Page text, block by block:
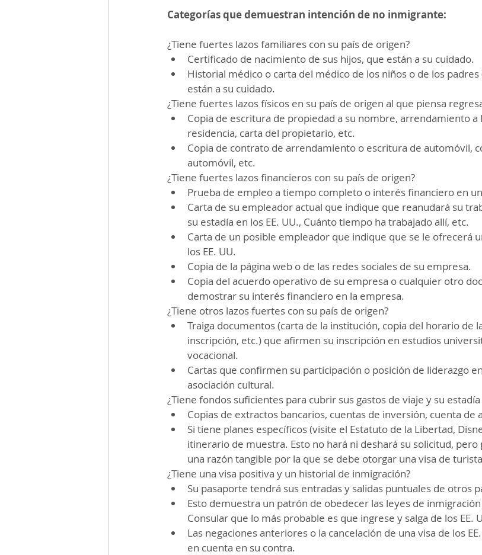
Categorías que demuestran intención de no inmigrante:
¿Tiene fuertes lazos familiares con su país de origen?
Certificado de nacimiento de sus hijos, que están a su cuidado.
Historial médico o carta del médico de los niños o de los
están a su cuidado.
¿Tiene fuertes lazos físicos en su país de origen al que piensa
Copia de escritura de propiedad a su nombre, arrendamiento a
residencia, carta del propietario, etc.
Copia de contrato de arrendamiento o escritura de automóvil,
automóvil, etc.
¿Tiene fuertes lazos financieros con su país de origen?
Prueba de empleo a tiempo completo o interés financiero en
Carta de su empleador actual que indique que reanudará su
su estadía en los EE. UU., Cuánto tiempo ha trabajado allí, etc.
Carta de un posible empleador que indique que se le ofrecerá
los EE. UU.
Copia de la página web o de las redes sociales de su empresa.
Copia del acuerdo operativo de su empresa o cualquier otro
demostrar su interés financiero en la empresa.
¿Tiene otros lazos fuertes con su país de origen?
Traiga documentos (carta de la institución, copia del horario de
inscripción, etc.) que afirmen su inscripción en estudios
vocacional.
Cartas que confirmen su participación o posición de liderazgo
asociación cultural.
¿Tiene fondos suficientes para cubrir sus gastos de viaje y su
Copias de extractos bancarios, cuentas de inversión, cuenta de
Si tiene planes específicos (visite el Estatuto de la Libertad,
itinerario de muestra. Esto no hará ni deshará su solicitud,
una razón tangible por la que se debe otorgar una visa de
¿Tiene una visa positiva y un historial de inmigración?
Su pasaporte tendrá sus entradas y salidas puntuales de otros
Esto demuestra un patrón de obedecer las leyes de
Consular que lo más probable es que ingrese y salga de los EE.
Las negaciones anteriores o la cancelación de una visa de los
en cuenta en su contra.